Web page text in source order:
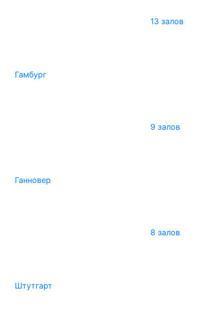
13 залов
Гамбург
9 залов
Ганновер
8 залов
Штутгарт